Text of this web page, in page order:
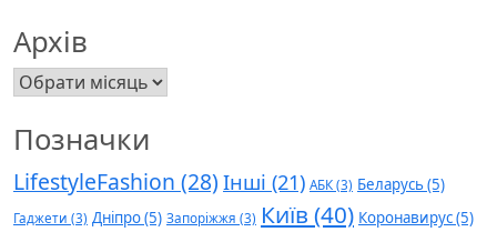
Архів
Архів
Позначки
LifestyleFashion (28) Інші (21) АБК(3) Беларусь(5)
Гаджети (3) Дніпро(5) Запоріжжя (3) Київ (40) Коронавирус(5)